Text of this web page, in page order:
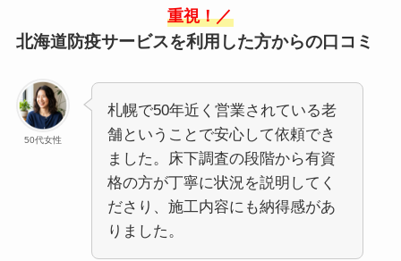
重視！／
北海道防疫サービスを利用した方からの口コミ
50代女性
札幌で50年近く営業されている老
舗ということで安心して依頼でき
ました。床下調査の段階から有資
格の方が丁寧に状況を説明してく
ださり、施工内容にも納得感があ
りました。